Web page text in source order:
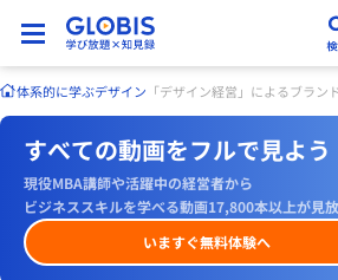
体系的に学ぶデザイン 「デザイン経営」によるブラ
すべての動画をフルで見よう
現役MBA講師や活躍中の経営者から
ビジネススキルを学べる動画17,800本以上が見放
いますぐ無料体験へ